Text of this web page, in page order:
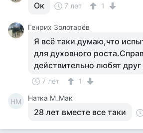
Ок 7 лет 1
Генрих Золотарёв
Я всё таки думаю,что
для духовного
действительно любят друг
7 лет 1
НМ Натка М_Мак
28 лет вместе все таки